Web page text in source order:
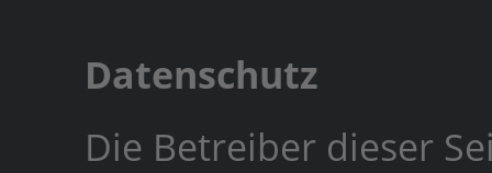
Datenschutz
Die Betreiber dieser